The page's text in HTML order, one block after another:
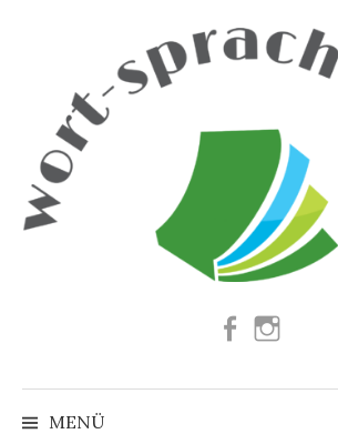
Facebook
MENÜ